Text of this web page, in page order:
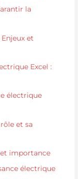
la
et
Excel :
électrique
et sa
importance
électrique